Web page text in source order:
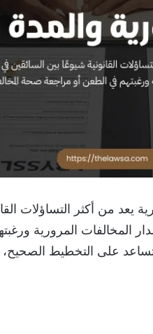
يعد من أكثر التساؤلات
المخالفات المرورية
تساعد على التخطيط